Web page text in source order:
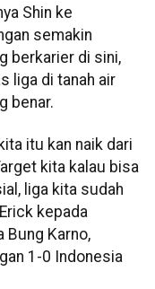
Shin ke
semakin
berkarier di sini,
liga di tanah air
benar.
itu kan naik dari
kita kalau bisa
liga kita sudah
kepada
Bung Karno,
1-0 Indonesia